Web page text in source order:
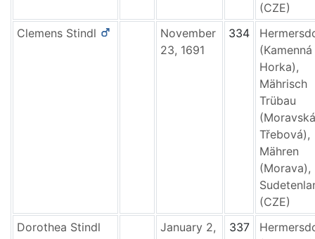
(CZE)
Clemens Stindl
November
23, 1691
334
(Kamenná
Horka),
Mährisch
Trübau
(Moravská
Třebová),
Mähren
(Morava),
(CZE)
Dorothea Stindl
January 2,
337